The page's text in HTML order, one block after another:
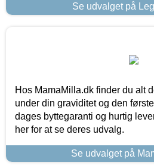
Se udvalget på
Hos MamaMilla.dk finder du alt
under din graviditet og den
dages byttegaranti og hurtig
her for at se deres udvalg.
Se udvalget på